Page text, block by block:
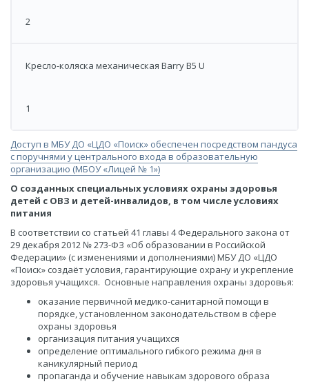
2
Кресло-коляска механическая Barry B5 U
1
Доступ в МБУ ДО «ЦДО «Поиск» обеспечен посредством пандуса
с поручнями у центрального входа в образовательную
организацию (МБОУ «Лицей № 1»)
О созданных специальных условиях охраны здоровья
детей с ОВЗ и детей-инвалидов, в том числе условиях
питания
В соответствии со статьей 41 главы 4 Федерального закона от
29 декабря 2012 № 273-ФЗ «Об образовании в Российской
Федерации» (с изменениями и дополнениями) МБУ ДО «ЦДО
«Поиск» создаёт условия, гарантирующие охрану и укрепление
здоровья учащихся. Основные направления охраны здоровья:
оказание первичной медико-санитарной помощи в
порядке, установленном законодательством в сфере
охраны здоровья
организация питания учащихся
определение оптимального гибкого режима дня в
каникулярный период
пропаганда и обучение навыкам здорового образа